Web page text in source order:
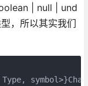
| null | und
，所以其实我们